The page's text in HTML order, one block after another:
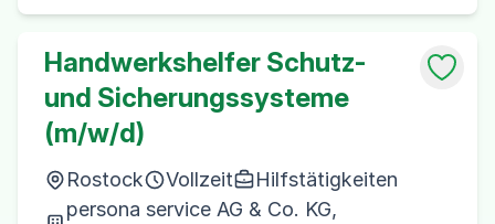
Handwerkshelfer Schutz-
und Sicherungssysteme
(m/w/d)
Rostock Vollzeit
Hilfstätigkeiten
persona service AG & Co. KG,